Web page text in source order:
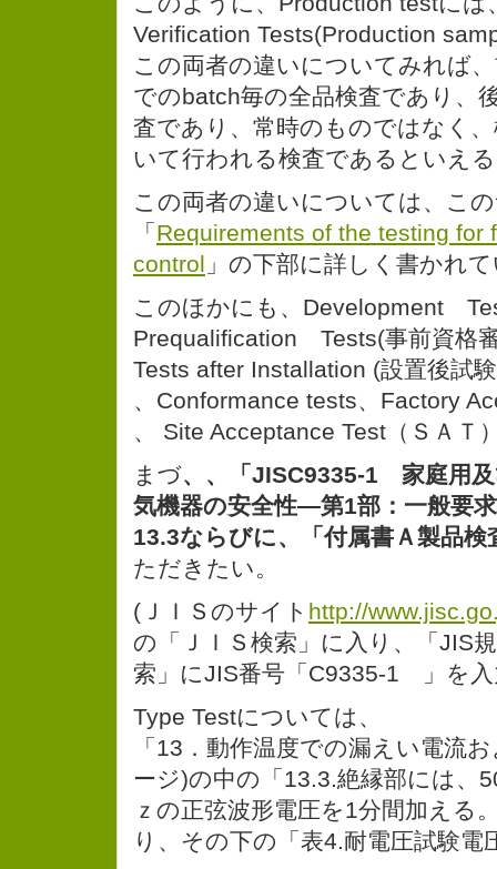
Verification Tests(Production
この両者の違いについてみれば
でのbatch毎の全品検査であり、
査であり、常時のものではなく
いて行われる検査であるといえ
この両者の違いについては、こ
「 Requirements of the testing for
control 」の下部に詳しく書かれ
このほかにも、Development
Prequalification Tests(事前資格
Tests after Installation (設置後試
、Conformance tests、Factory
、 Site Acceptance Test（ＳＡＴ
まづ、、「JISC9335-1 家庭用
気機器の安全性―第1部：一般要
13.3ならびに、「付属書Ａ製品検
ただきたい。
(ＪＩＳのサイト http://
の「ＪＩＳ検索」に入り、「JIS
索」にJIS番号「C9335-1 」を
Type Testについては、
「13．動作温度での漏えい電流
ージ)の中の「13.3.絶縁部には、
ｚの正弦波形電圧を1分間加える
り、その下の「表4.耐電圧試験電